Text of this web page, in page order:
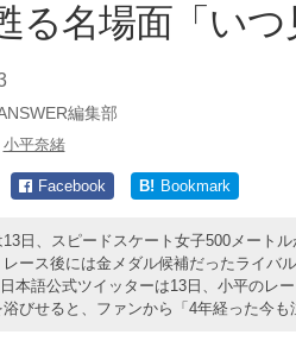
る名場面「い
編集部
小平奈緒
Facebook B! Bookmark
日、スピードスケート女子500メート
ース後には金メダル候補だったライバ
本語公式ツイッターは13日、小平のレ
びせると、ファンから「4年経った今